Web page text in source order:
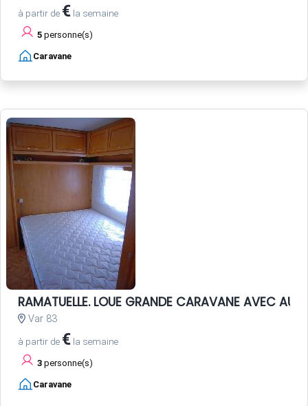
à partir de € la semaine
5 personne(s)
Caravane
RAMATUELLE. LOUE GRANDE CARAVANE AVEC
Var 83
à partir de € la semaine
3 personne(s)
Caravane